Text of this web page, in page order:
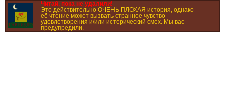
Читай, пока не удалили!
Это действительно ОЧЕНЬ ПЛОХАЯ история, однако
её чтение может вызвать странное чувство
удовлетворения и/или истерический смех. Мы вас
предупредили.